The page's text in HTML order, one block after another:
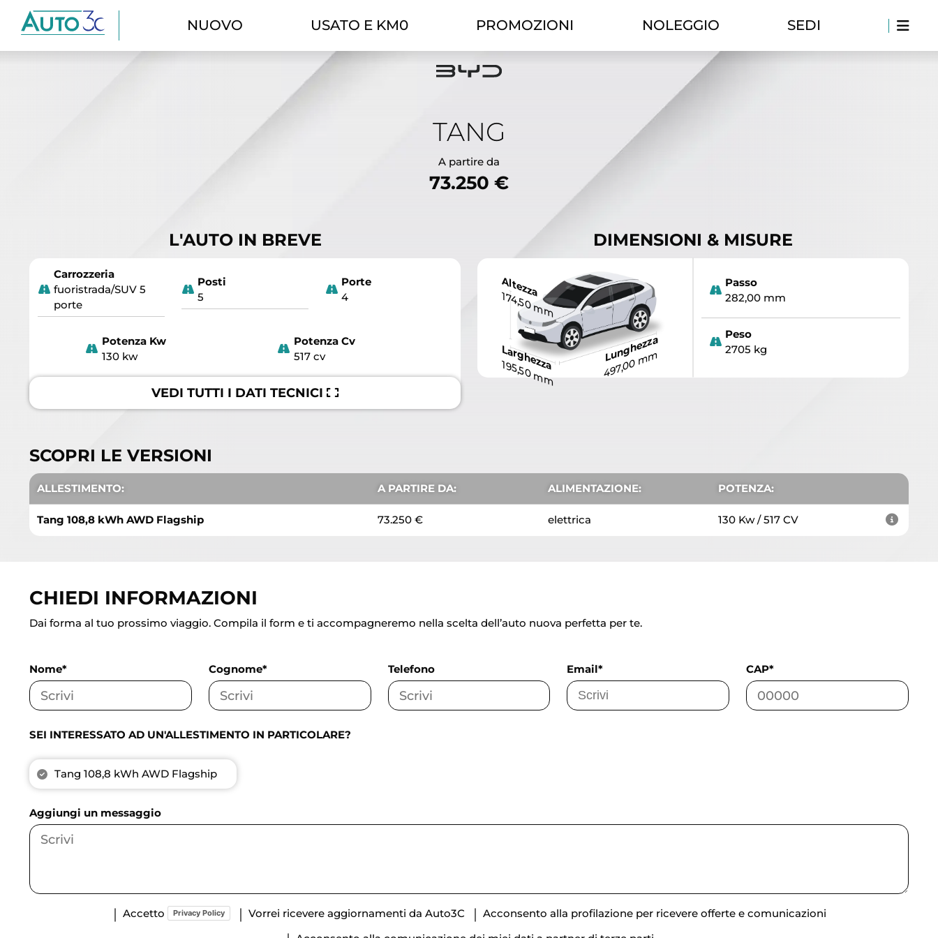
NUOVO USATO E KM0 PROMOZIONI NOLEGGIO SEDI
TANG
A partire da
73.250 €
L'AUTO IN BREVE
Carrozzeria
fuoristrada/SUV 5
porte
Posti
5
Porte
4
Potenza Kw
130 kw
Potenza Cv
517 cv
VEDI TUTTI I DATI TECNICI
DIMENSIONI & MISURE
Altezza
174,50 mm
Larghezza
195,50 mm
Lunghezza
497,00 mm
Passo
282,00 mm
Peso
2705 kg
SCOPRI LE VERSIONI
ALLESTIMENTO: A PARTIRE DA: ALIMENTAZIONE: POTENZA:
Tang 108,8 kWh AWD Flagship 73.250 € elettrica 130 Kw / 517 CV
CHIEDI INFORMAZIONI
Dai forma al tuo prossimo viaggio. Compila il form e ti accompagneremo nella scelta dell’auto nuova perfetta per te.
Nome* Cognome* Telefono Email* CAP*
SEI INTERESSATO AD UN'ALLESTIMENTO IN PARTICOLARE?
Tang 108,8 kWh AWD Flagship
Aggiungi un messaggio
Accetto Privacy Policy Vorrei ricevere aggiornamenti da Auto3C
Acconsento alla profilazione per ricevere offerte e comunicazioni